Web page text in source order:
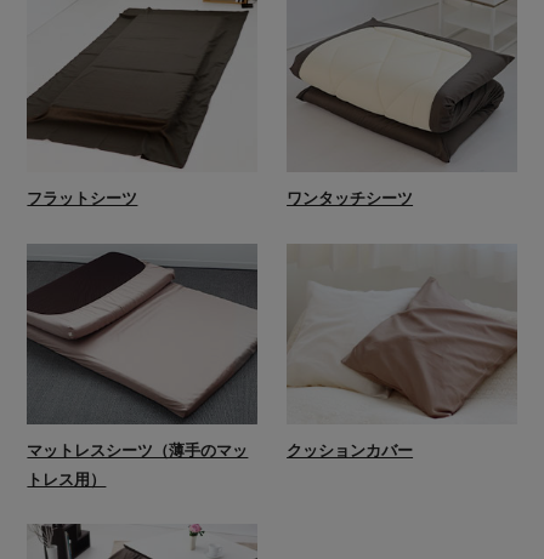
フラットシーツ ワンタッチシーツ
マットレスシーツ（薄手のマッ
トレス用）
クッションカバー